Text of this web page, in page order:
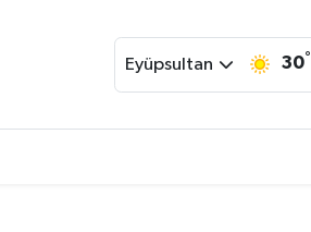
Eyüpsultan 30°